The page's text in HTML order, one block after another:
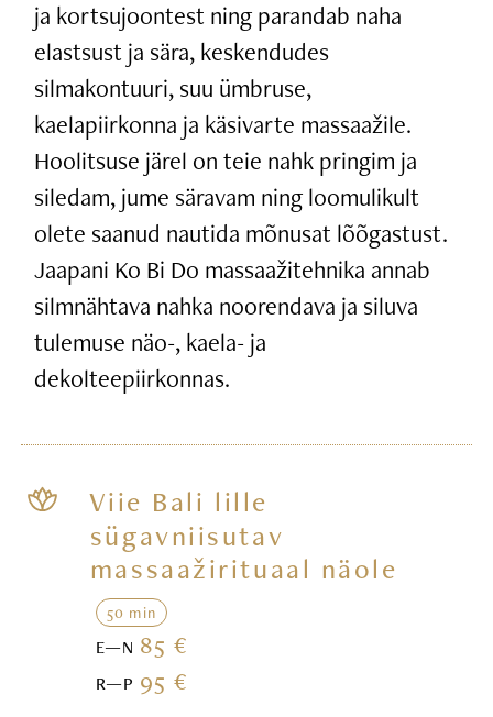
ja kortsujoontest ning parandab naha
elastsust ja sära, keskendudes
silmakontuuri, suu ümbruse,
kaelapiirkonna ja käsivarte massaažile.
Hoolitsuse järel on teie nahk pringim ja
siledam, jume säravam ning loomulikult
olete saanud nautida mõnusat lõõgastust.
Jaapani Ko Bi Do massaažitehnika annab
silmnähtava nahka noorendava ja siluva
tulemuse näo-, kaela- ja
dekolteepiirkonnas.
Viie Bali lille
sügavniisutav
massaažirituaal näole
50 min
E—N 85 €
R—P 95 €